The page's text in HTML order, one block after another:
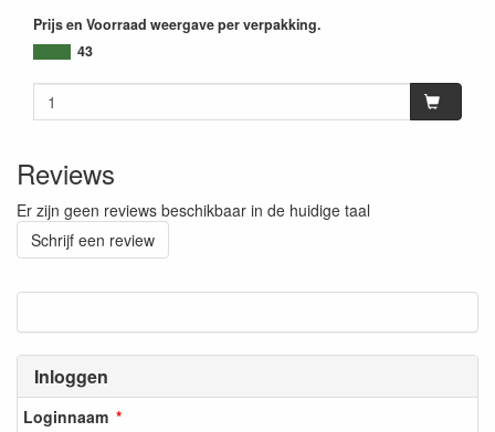
Inloggen
Loginnaam
Prijs en Voorraad weergave per verpakking.
43
Reviews
Er zijn geen reviews beschikbaar in de huidige taal
Schrijf een review